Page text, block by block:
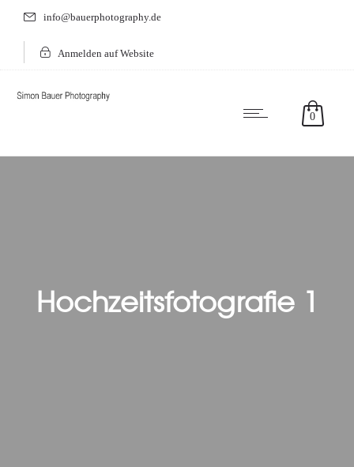
info@bauerphotography.de
Anmelden auf Website
0
Hochzeitsfotografie 1